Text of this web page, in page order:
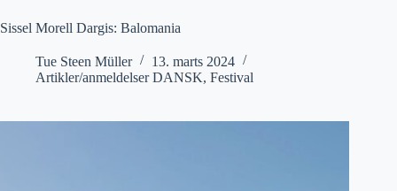
Sissel Morell Dargis: Balomania
Tue Steen Müller
13. marts 2024
Artikler/anmeldelser DANSK, Festival